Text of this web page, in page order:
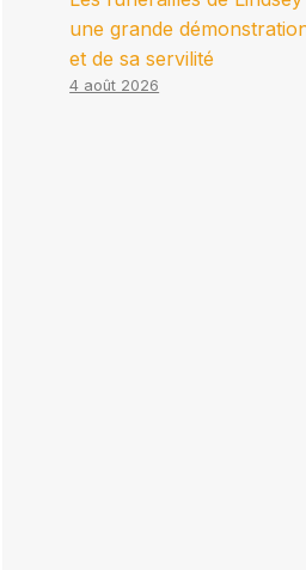
une grande
et de sa servilité
4 août 2026